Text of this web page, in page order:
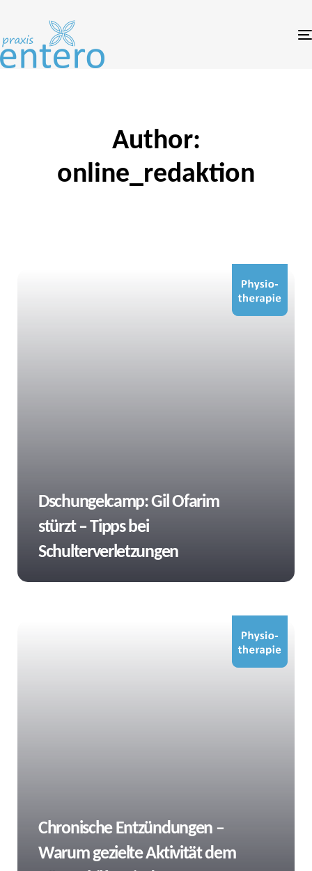
überspringen
springen
Author:
online_redaktion
Dschungelcamp: Gil Ofarim
stürzt – Tipps bei
Schulterverletzungen
Chronische Entzündungen –
Warum gezielte Aktivität dem